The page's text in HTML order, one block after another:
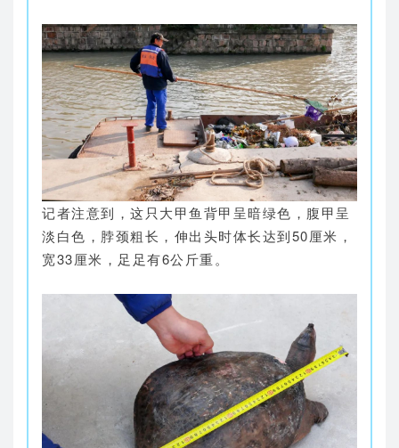
记者注意到，这只大甲鱼背甲呈暗绿色，腹甲呈
淡白色，脖颈粗长，伸出头时体长达到50厘米，
宽33厘米，足足有6公斤重。